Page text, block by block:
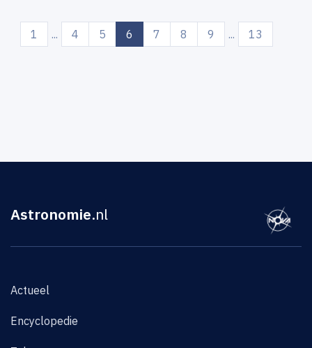
1 ... 4 5 6 (current)
7 8 9 ... 13
Astronomie.nl
Actueel
Encyclopedie